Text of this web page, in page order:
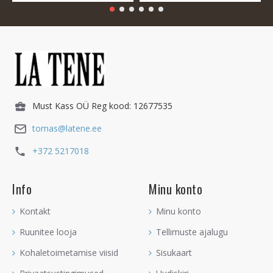
Must Kass OÜ Reg kood: 12677535
tomas@latene.ee
+372 5217018
Info
Kontakt
Ruunitee looja
Kohaletoimetamise viisid
Minu konto
Minu konto
Tellimuste ajalugu
Sisukaart